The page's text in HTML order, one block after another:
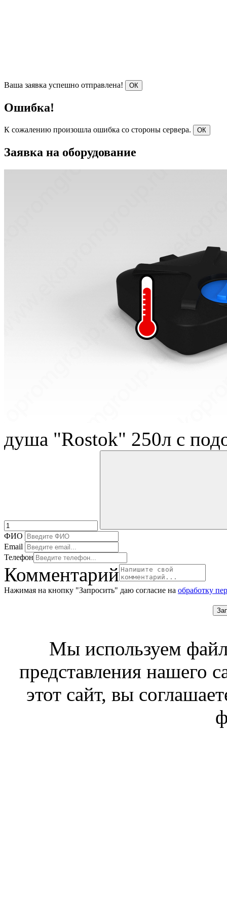
Ваша заявка успешно отправлена! ОК
Ошибка!
К сожалению произошла ошибка со стороны сервера. ОК
Заявка на оборудование
душа "Rostok" 250л с
ФИО
Email
Телефон
Комментарий
Нажимая на кнопку "Запросить" даю согласие на обработку
Мы используем
представления нашего
этот сайт, вы